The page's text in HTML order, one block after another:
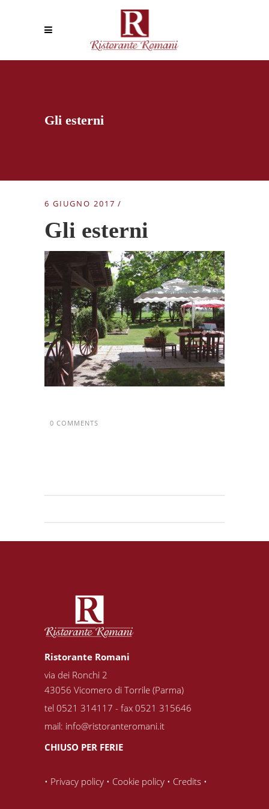
Gli esterni
6 GIUGNO 2017
Gli esterni
0 COMMENTS
Ristorante Romani
via dei Ronchi 2
43056 Vicomero di Torrile (Parma)
tel 0521 314117 - fax 0521 315646
mail: info@ristoranteromani.it
CHIUSO PER FERIE
• Privacy policy • Cookie policy • Credits •